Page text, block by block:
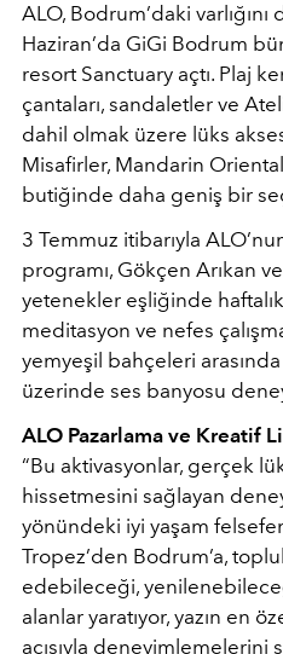
ALO, Bodrum’daki
Haziran’da GiGi Bodrum
resort Sanctuary açtı. Plaj
çantaları, sandaletler ve
dahil olmak üzere lüks
Misafirler, Mandarin
butiğinde daha geniş bir
3 Temmuz itibarıyla
programı, Gökçen Arıkan
yetenekler eşliğinde
meditasyon ve nefes
yemyeşil bahçeleri
üzerinde ses banyosu
ALO Pazarlama ve Kreatif
“Bu aktivasyonlar, gerçek
hissetmesini sağlayan
yönündeki iyi yaşam
Tropez’den Bodrum’a,
edebileceği,
alanlar yaratıyor, yazın en
açısıyla deneyimlemelerini